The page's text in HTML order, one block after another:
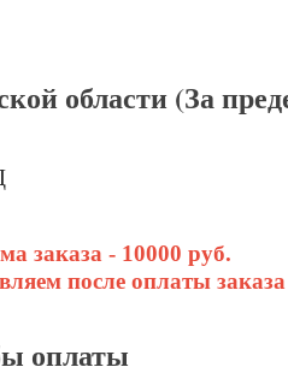
области (За
заказа - 10000 руб.
после оплаты заказа
оплаты